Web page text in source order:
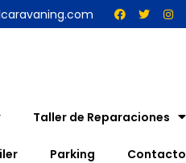
Taller de Reparaciones
Parking Contacto